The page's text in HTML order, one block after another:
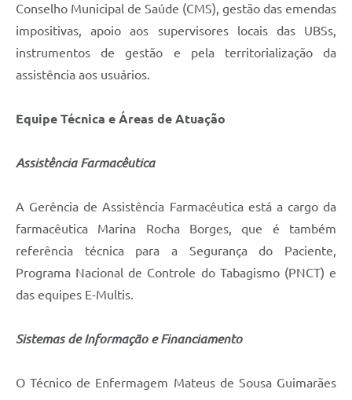
Conselho Municipal de Saúde (CMS), gestão das emendas
impositivas, apoio aos supervisores locais das UBSs,
instrumentos de gestão e pela territorialização da
assistência aos usuários.
Equipe Técnica e Áreas de Atuação
Assistência Farmacêutica
A Gerência de Assistência Farmacêutica está a cargo da
farmacêutica Marina Rocha Borges, que é também
referência técnica para a Segurança do Paciente,
Programa Nacional de Controle do Tabagismo (PNCT) e
das equipes E-Multis.
Sistemas de Informação e Financiamento
O Técnico de Enfermagem Mateus de Sousa Guimarães